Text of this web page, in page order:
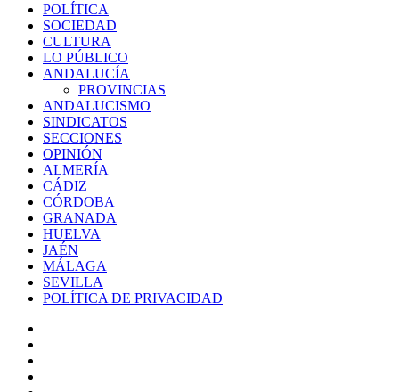
POLÍTICA
SOCIEDAD
CULTURA
LO PÚBLICO
ANDALUCÍA
PROVINCIAS
ANDALUCISMO
SINDICATOS
SECCIONES
OPINIÓN
ALMERÍA
CÁDIZ
CÓRDOBA
GRANADA
HUELVA
JAÉN
MÁLAGA
SEVILLA
POLÍTICA DE PRIVACIDAD